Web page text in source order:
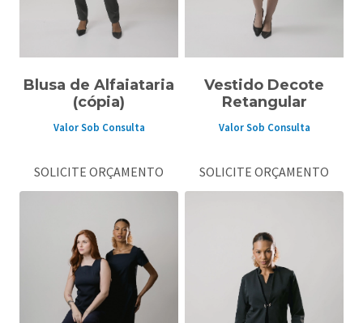
Blusa de Alfaiataria
(cópia)
Valor Sob Consulta
SOLICITE ORÇAMENTO
Vestido Decote
Retangular
Valor Sob Consulta
SOLICITE ORÇAMENTO